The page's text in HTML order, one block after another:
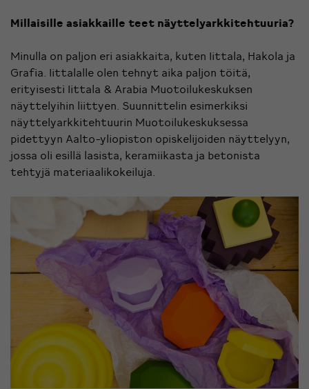
Millaisille asiakkaille teet näyttelyarkkitehtuuria?
Minulla on paljon eri asiakkaita, kuten Iittala, Hakola ja
Grafia. Iittalalle olen tehnyt aika paljon töitä,
erityisesti Iittala & Arabia Muotoilukeskuksen
näyttelyihin liittyen. Suunnittelin esimerkiksi
näyttelyarkkitehtuurin Muotoilukeskuksessa
pidettyyn Aalto-yliopiston opiskelijoiden näyttelyyn,
jossa oli esillä lasista, keramiikasta ja betonista
tehtyjä materiaalikokeiluja.